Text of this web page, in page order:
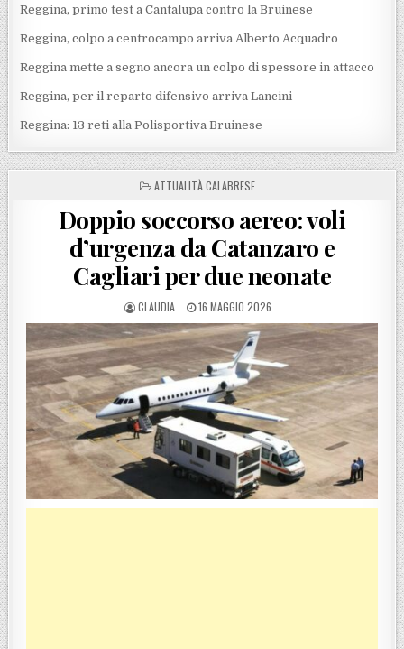
Reggina, primo test a Cantalupa contro la Bruinese
Reggina, colpo a centrocampo arriva Alberto Acquadro
Reggina mette a segno ancora un colpo di spessore in attacco
Reggina, per il reparto difensivo arriva Lancini
Reggina: 13 reti alla Polisportiva Bruinese
POSTED IN
ATTUALITÀ CALABRESE
Doppio soccorso aereo: voli
d’urgenza da Catanzaro e
Cagliari per due neonate
POSTED BY
CLAUDIA POSTED ON
16 MAGGIO 2026